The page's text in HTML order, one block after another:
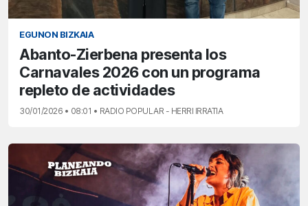
EGUNON BIZKAIA
Abanto-Zierbena presenta los
Carnavales 2026 con un programa
repleto de actividades
30/01/2026 • 08:01 • RADIO POPULAR - HERRI IRRATIA